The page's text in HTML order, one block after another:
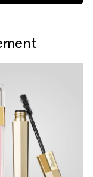
était